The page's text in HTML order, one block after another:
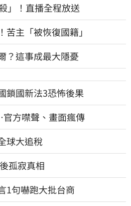
」！直播全程放送
主「被恢復國籍」
？這事成最大隱憂
鎖國新法3恐怖後果
方噤聲、畫面瘋傳
球大追稅
孤寂真相
1句嚇跑大批台商